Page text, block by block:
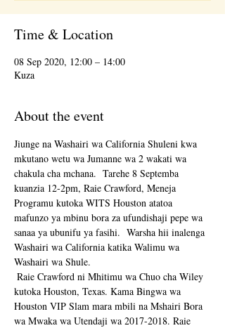
Time & Location
08 Sep 2020, 12:00 – 14:00
Kuza
About the event
Jiunge na Washairi wa California Shuleni kwa
mkutano wetu wa Jumanne wa 2 wakati wa
chakula cha mchana.  Tarehe 8 Septemba
kuanzia 12-2pm, Raie Crawford, Meneja
Programu kutoka WITS Houston atatoa
mafunzo ya mbinu bora za ufundishaji pepe wa
sanaa ya ubunifu ya fasihi.  Warsha hii inalenga
Washairi wa California katika Walimu wa
Washairi wa Shule.
kutoka Houston, Texas. Kama Bingwa wa
Houston VIP Slam mara mbili na Mshairi Bora
wa Mwaka wa Utendaji wa 2017-2018. Raie